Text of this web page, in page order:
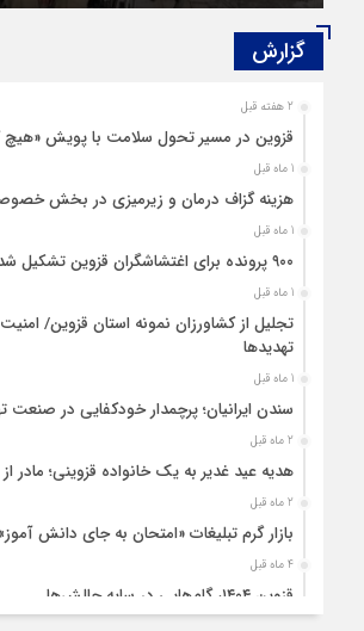
گفتگویی منتشر نشده با پروفسور
صاحب نظریه سه‌ شاخگی (۳C)
گزارش‌
2 هفته قبل
قزوین در مسیر تحول سلامت با پویش
1 ماه قبل
هزینه‌ گزاف درمان و زیرمیزی در بخش
1 ماه قبل
۹۰۰ پرونده برای اغتشاشگران قزوین تشکیل شده است
1 ماه قبل
تجلیل از کشاورزان نمونه استان قزوین/
تهدیدها
1 ماه قبل
سندن ایرانیان؛ پرچمدار خودکفایی در صنعت
2 ماه قبل
هدیه عید غدیر به یک خانواده قزوینی؛ مادر
2 ماه قبل
بازار گرم تبلیغات «امتحان به جای دانش‌
4 ماه قبل
قزوین ۱۴۰۴، گام‌هایی در سایه چالش‌ها